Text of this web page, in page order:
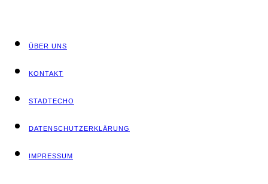
ÜBER UNS
KON­TAKT
STADT­ECHO
DATEN­SCHUTZ­ER­KLÄ­RUNG
IMPRES­SUM